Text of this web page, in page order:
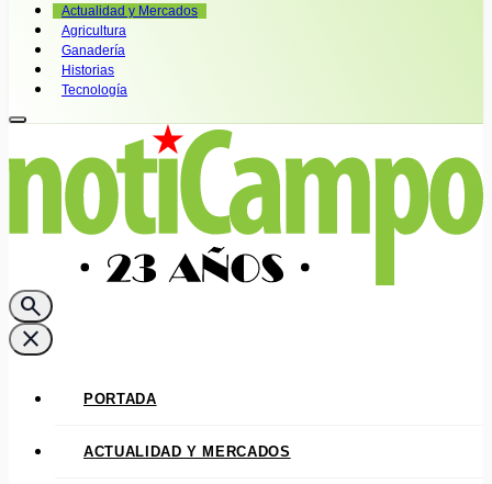
Actualidad y Mercados
Agricultura
Ganadería
Historias
Tecnología
search
close
PORTADA
ACTUALIDAD Y MERCADOS